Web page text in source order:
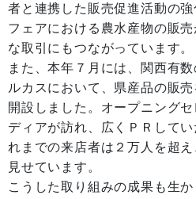
者と連携した販売促進活動の
フェアにおける農水産物の販
な取引にもつながっています。
また、本年７月には、関西有
ルカスにおいて、県産品の販
開設しました。オープニング
ディアが訪れ、広くＰＲして
れまでの来店者は２万人を超
見せています。
こうした取り組みの成果も生